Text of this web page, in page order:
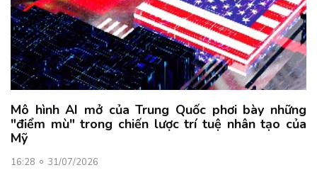
Mô hình AI mở của Trung Quốc phơi bày những
"điểm mù" trong chiến lược trí tuệ nhân tạo của
Mỹ
16:28 31/07/2026